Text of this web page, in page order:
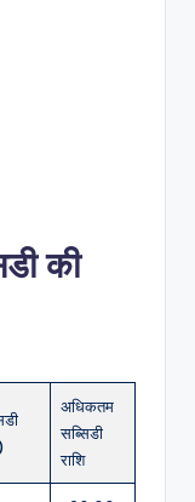
की
अधिकतम
सब्सिडी
राशि